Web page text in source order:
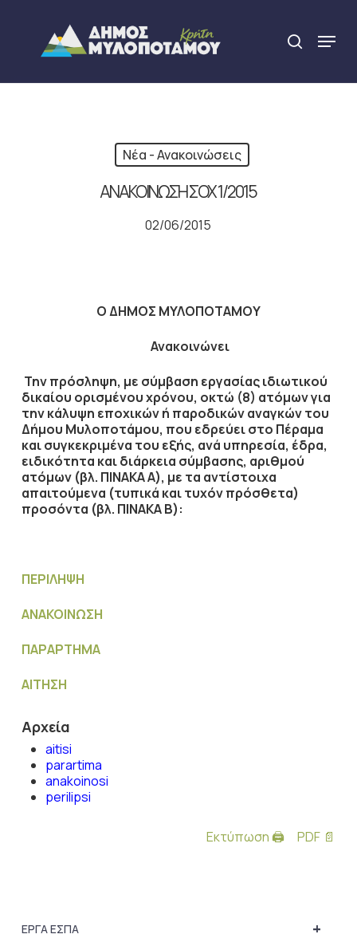
content
search
Menu
Νέα - Ανακοινώσεις
ΑΝΑΚΟΙΝΩΣΗ ΣΟΧ 1/2015
02/06/2015
Ο ΔΗΜΟΣ ΜΥΛΟΠΟΤΑΜΟΥ
Ανακοινώνει
Την πρόσληψη, με σύμβαση εργασίας ιδιωτικού
δικαίου ορισμένου χρόνου, οκτώ (8) ατόμων για
την κάλυψη εποχικών ή παροδικών αναγκών του
Δήμου Μυλοποτάμου, που εδρεύει στο Πέραμα
και συγκεκριμένα του εξής, ανά υπηρεσία, έδρα,
ειδικότητα και διάρκεια σύμβασης, αριθμού
ατόμων (βλ. ΠΙΝΑΚΑ Α), με τα αντίστοιχα
απαιτούμενα (τυπικά και τυχόν πρόσθετα)
προσόντα (βλ. ΠΙΝΑΚΑ Β):
ΠΕΡΙΛΗΨΗ
ΑΝΑΚΟΙΝΩΣΗ
ΠΑΡΑΡΤΗΜΑ
ΑΙΤΗΣΗ
Αρχεία
aitisi
parartima
anakoinosi
perilipsi
Εκτύπωση 🖨 PDF 📄
+
ΕΡΓΑ ΕΣΠΑ
Close